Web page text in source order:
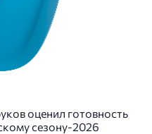
оценил готовность
сезону-2026